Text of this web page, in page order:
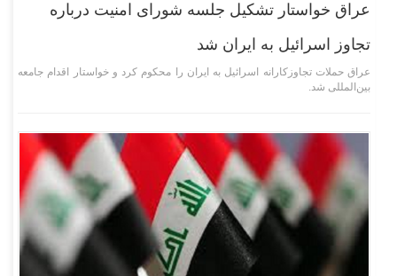
عراق خواستار تشکیل جلسه شورای امنیت درباره
تجاوز اسرائیل به ایران شد
عراق حملات تجاوزکارانه اسرائیل به ایران را محکوم کرد و خواستار اقدام جامعه
بین‌المللی شد.